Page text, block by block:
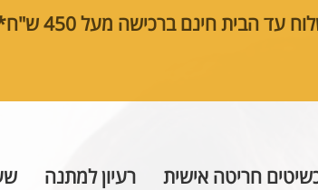
עד הבית חינם ברכישה מעל 450 ש"ח*
חריטה אישית רעיון למתנה